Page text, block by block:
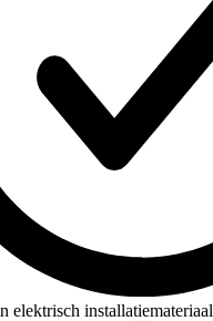
elektrisch installatiemateriaal